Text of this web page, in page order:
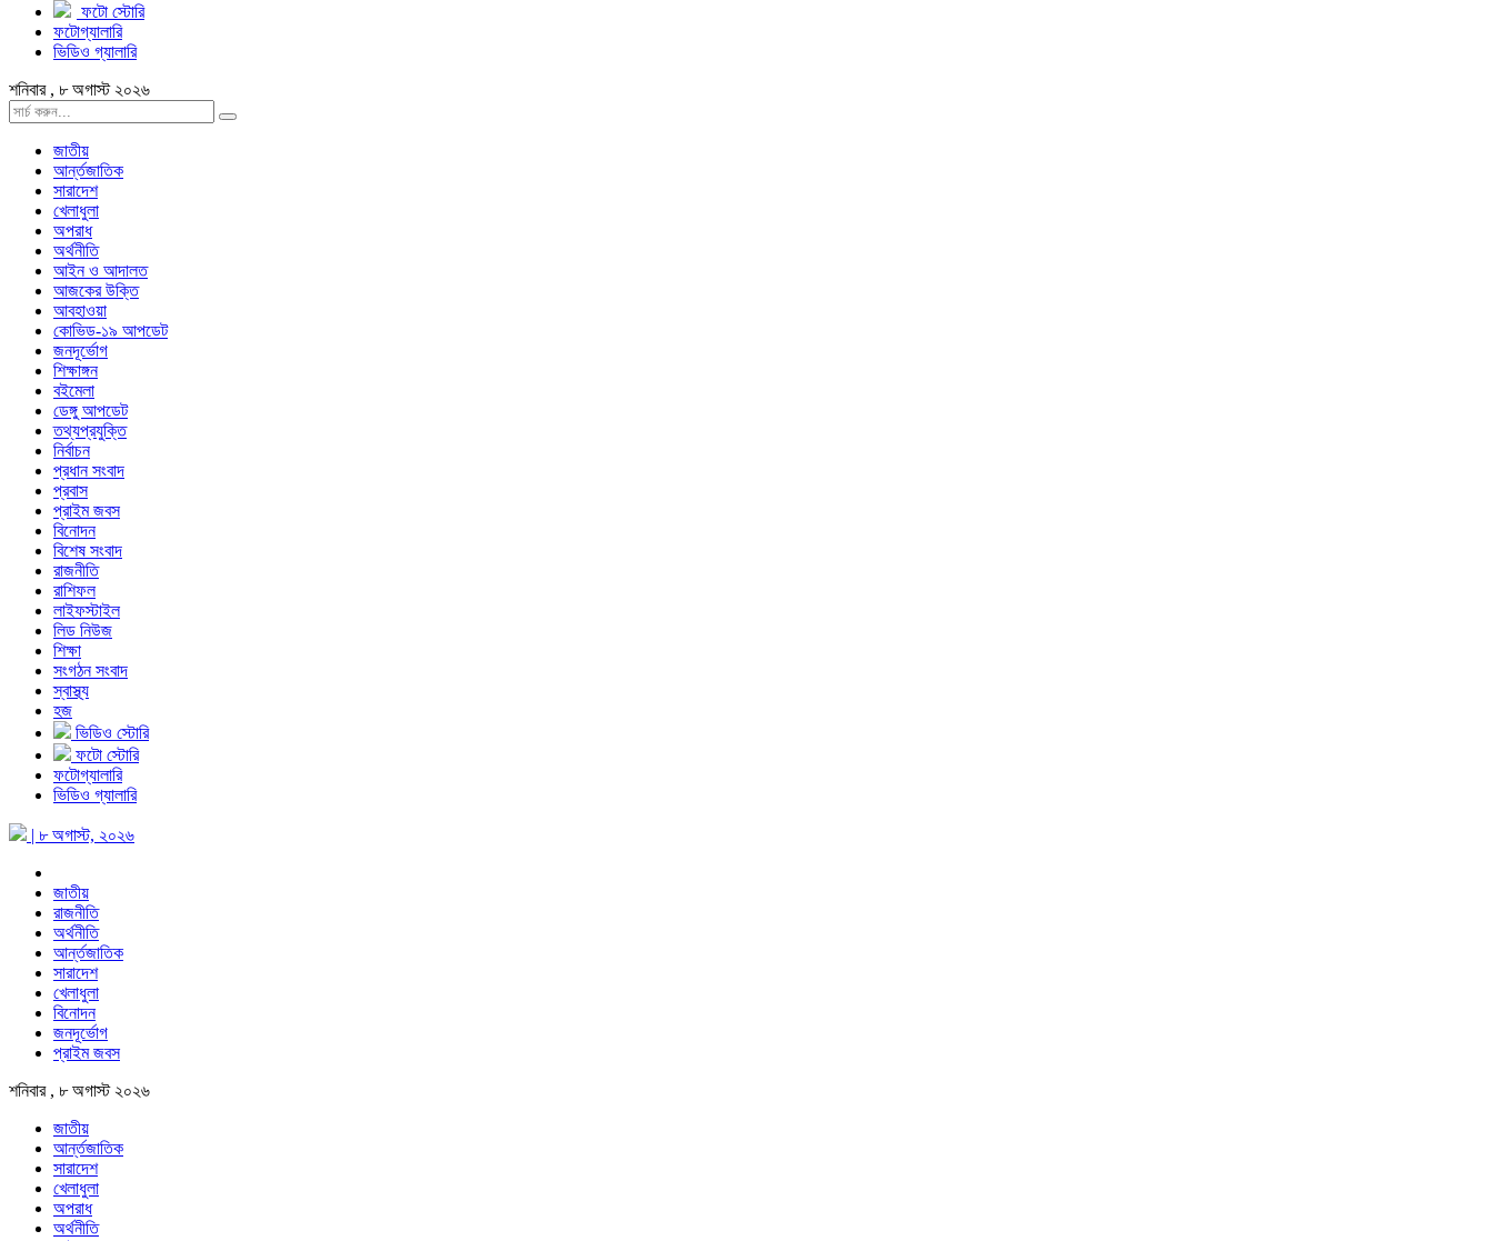
ফটো স্টোরি
ফটোগ্যালারি
ভিডিও গ্যালারি
শনিবার , ৮ অগাস্ট ২০২৬
জাতীয়
আর্ন্তজাতিক
সারাদেশ
খেলাধুলা
অপরাধ
অর্থনীতি
আইন ও আদালত
আজকের উক্তি
আবহাওয়া
কোভিড-১৯ আপডেট
জনদূর্ভোগ
শিক্ষাঙ্গন
বইমেলা
ডেঙ্গু আপডেট
তথ্যপ্রযুক্তি
নির্বাচন
প্রধান সংবাদ
প্রবাস
প্রাইম জবস
বিনোদন
বিশেষ সংবাদ
রাজনীতি
রাশিফল
লাইফস্টাইল
লিড নিউজ
শিক্ষা
সংগঠন সংবাদ
স্বাস্থ্য
হজ
ভিডিও স্টোরি
ফটো স্টোরি
ফটোগ্যালারি
ভিডিও গ্যালারি
| ৮ অগাস্ট, ২০২৬
জাতীয়
রাজনীতি
অর্থনীতি
আর্ন্তজাতিক
সারাদেশ
খেলাধুলা
বিনোদন
জনদূর্ভোগ
প্রাইম জবস
শনিবার , ৮ অগাস্ট ২০২৬
জাতীয়
আর্ন্তজাতিক
সারাদেশ
খেলাধুলা
অপরাধ
অর্থনীতি